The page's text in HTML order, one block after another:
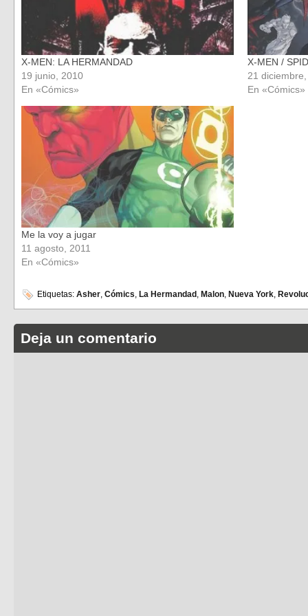
X-MEN: LA HERMANDAD
19 junio, 2010
En «Cómics»
X-MEN /
21
En «Cómics»
Me la voy a jugar
11 agosto, 2011
En «Cómics»
Etiquetas: Asher, Cómics, La Hermandad , Malon, Nueva York,
Deja un comentario